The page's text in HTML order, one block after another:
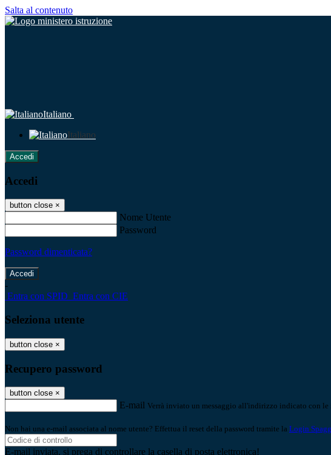
Salta al contenuto
Italiano
Italiano
Accedi
Accedi
button close ×
Nome Utente
Password
Password dimenticata?
-
Entra con SPID Entra con CIE
Seleziona utente
button close ×
Recupero password
button close ×
E-mail Verrà inviato un messaggio all'indirizzo indicato con le
Non hai una e-mail associata al nome utente? Effettua il reset della password tramite la Login
E-mail inviata, si prega di controllare la casella di posta elettronica!